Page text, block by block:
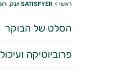
ראשי > SATISFYER יונק, רוטט וטופח עם אפליקציה PRO 2 GENERATION 3
הסלט של הבוקר
פרוביוטיקה ועיכול